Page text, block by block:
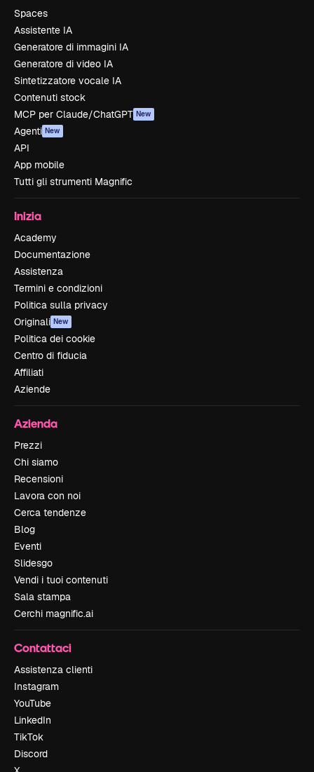
Spaces
Assistente IA
Generatore di immagini IA
Generatore di video IA
Sintetizzatore vocale IA
Contenuti stock
MCP per Claude/ChatGPT New
Agenti New
API
App mobile
Tutti gli strumenti Magnific
Inizia
Academy
Documentazione
Assistenza
Termini e condizioni
Politica sulla privacy
Originali New
Politica dei cookie
Centro di fiducia
Affiliati
Aziende
Azienda
Prezzi
Chi siamo
Recensioni
Lavora con noi
Cerca tendenze
Blog
Eventi
Slidesgo
Vendi i tuoi contenuti
Sala stampa
Cerchi magnific.ai
Contattaci
Assistenza clienti
Instagram
YouTube
LinkedIn
TikTok
Discord